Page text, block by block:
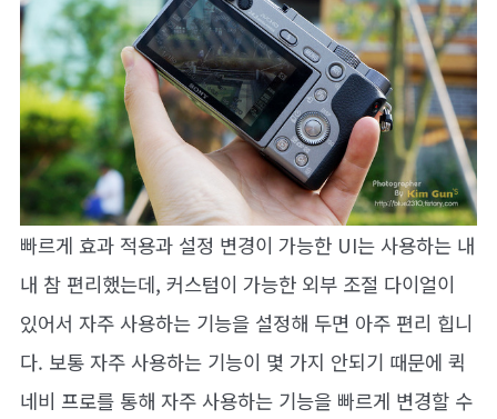
빠르게 효과 적용과 설정 변경이 가능한 UI는 사용하는 내
내 참 편리했는데, 커스텀이 가능한 외부 조절 다이얼이
있어서 자주 사용하는 기능을 설정해 두면 아주 편리 힙니
다. 보통 자주 사용하는 기능이 몇 가지 안되기 때문에 퀵
네비 프로를 통해 자주 사용하는 기능을 빠르게 변경할 수